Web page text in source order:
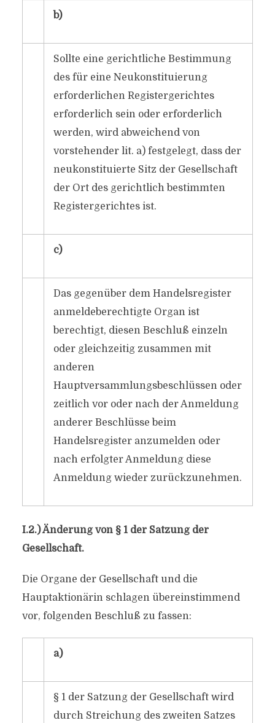
b)
Sollte eine gerichtliche Bestimmung
des für eine Neukonstituierung
erforderlichen Registergerichtes
erforderlich sein oder erforderlich
werden, wird abweichend von
vorstehender lit. a) festgelegt, dass der
neukonstituierte Sitz der Gesellschaft
der Ort des gerichtlich bestimmten
Registergerichtes ist.
c)
Das gegenüber dem Handelsregister
anmeldeberechtigte Organ ist
berechtigt, diesen Beschluß einzeln
oder gleichzeitig zusammen mit
anderen
Hauptversammlungsbeschlüssen oder
zeitlich vor oder nach der Anmeldung
anderer Beschlüsse beim
Handelsregister anzumelden oder
nach erfolgter Anmeldung diese
Anmeldung wieder zurückzunehmen.
I.2.) Änderung von § 1 der Satzung der
Gesellschaft.
Die Organe der Gesellschaft und die
Hauptaktionärin schlagen übereinstimmend
vor, folgenden Beschluß zu fassen:
a)
§ 1 der Satzung der Gesellschaft wird
durch Streichung des zweiten Satzes